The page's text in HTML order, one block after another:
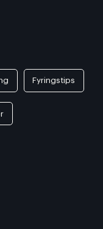
Fyringstips